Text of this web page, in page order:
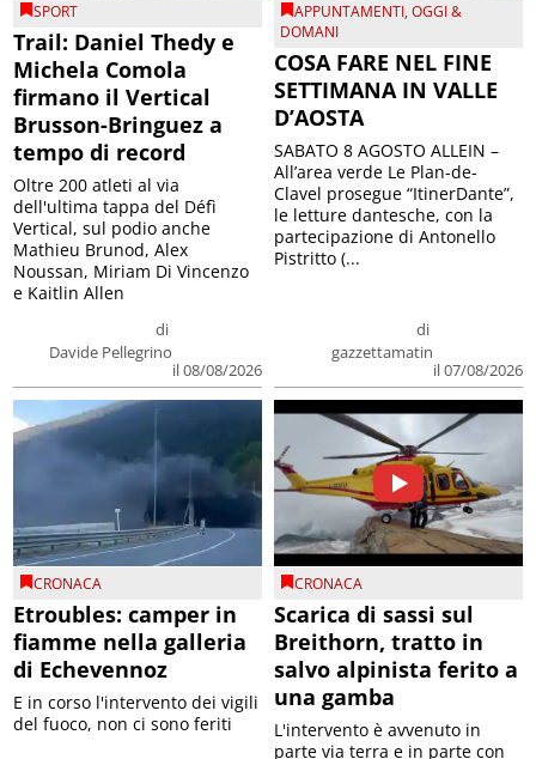
SPORT
Trail: Daniel Thedy e
Michela Comola
firmano il Vertical
Brusson-Bringuez a
tempo di record
di
Davide Pellegrino
il 08/08/2026
Oltre 200 atleti al via
dell'ultima tappa del Défì
Vertical, sul podio anche
Mathieu Brunod, Alex
Noussan, Miriam Di Vincenzo
e Kaitlin Allen
APPUNTAMENTI,OGGI &
DOMANI
COSA FARE NEL FINE
SETTIMANA IN VALLE
D’AOSTA
di
gazzettamatin
il 07/08/2026
SABATO 8 AGOSTO ALLEIN –
All’area verde Le Plan-de-
Clavel prosegue “ItinerDante”,
le letture dantesche, con la
partecipazione di Antonello
Pistritto (...
CRONACA
Etroubles: camper in
fiamme nella galleria
di Echevennoz
E in corso l'intervento dei vigili
del fuoco, non ci sono feriti
CRONACA
Scarica di sassi sul
Breithorn, tratto in
salvo alpinista ferito a
una gamba
L'intervento è avvenuto in
parte via terra e in parte con